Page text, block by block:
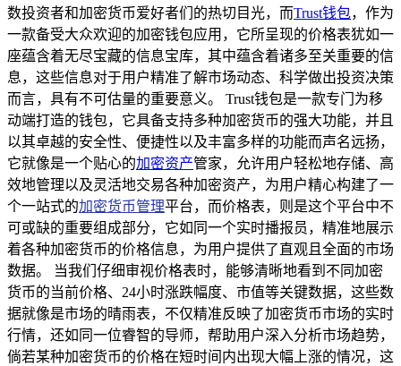
数投资者和加密货币爱好者们的热切目光，而Trust钱包，作为
一款备受大众欢迎的加密钱包应用，它所呈现的价格表犹如一
座蕴含着无尽宝藏的信息宝库，其中蕴含着诸多至关重要的信
息，这些信息对于用户精准了解市场动态、科学做出投资决策
而言，具有不可估量的重要意义。 Trust钱包是一款专门为移
动端打造的钱包，它具备支持多种加密货币的强大功能，并且
以其卓越的安全性、便捷性以及丰富多样的功能而声名远扬，
它就像是一个贴心的加密资产管家，允许用户轻松地存储、高
效地管理以及灵活地交易各种加密资产，为用户精心构建了一
个一站式的加密货币管理平台，而价格表，则是这个平台中不
可或缺的重要组成部分，它如同一个实时播报员，精准地展示
着各种加密货币的价格信息，为用户提供了直观且全面的市场
数据。 当我们仔细审视价格表时，能够清晰地看到不同加密
货币的当前价格、24小时涨跌幅度、市值等关键数据，这些数
据就像是市场的晴雨表，不仅精准反映了加密货币市场的实时
行情，还如同一位睿智的导师，帮助用户深入分析市场趋势，
倘若某种加密货币的价格在短时间内出现大幅上涨的情况，这